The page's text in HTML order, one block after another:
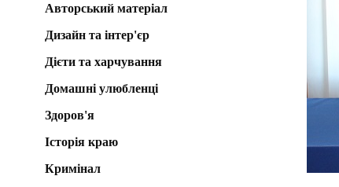
Авторський матеріал
Дизайн та інтер'єр
Дієти та харчування
Домашні улюбленці
Здоров'я
Історія краю
Кримінал